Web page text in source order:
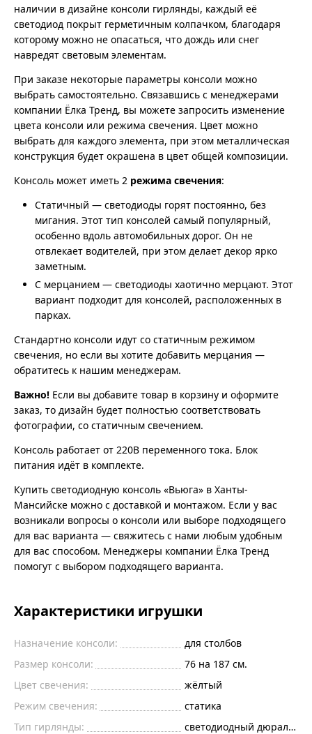
наличии в дизайне консоли гирлянды, каждый её
светодиод покрыт герметичным колпачком, благодаря
которому можно не опасаться, что дождь или снег
навредят световым элементам.
При заказе некоторые параметры консоли можно
выбрать самостоятельно. Связавшись с менеджерами
компании Ёлка Тренд, вы можете запросить изменение
цвета консоли или режима свечения. Цвет можно
выбрать для каждого элемента, при этом металлическая
конструкция будет окрашена в цвет общей композиции.
Консоль может иметь 2 режима свечения:
Статичный — светодиоды горят постоянно, без
мигания. Этот тип консолей самый популярный,
особенно вдоль автомобильных дорог. Он не
отвлекает водителей, при этом делает декор ярко
заметным.
С мерцанием — светодиоды хаотично мерцают. Этот
вариант подходит для консолей, расположенных в
парках.
Стандартно консоли идут со статичным режимом
свечения, но если вы хотите добавить мерцания —
обратитесь к нашим менеджерам.
Важно! Если вы добавите товар в корзину и оформите
заказ, то дизайн будет полностью соответствовать
фотографии, со статичным свечением.
Консоль работает от 220В переменного тока. Блок
питания идёт в комплекте.
Купить светодиодную консоль «Вьюга» в Ханты-
Мансийске можно с доставкой и монтажом. Если у вас
возникали вопросы о консоли или выборе подходящего
для вас варианта — свяжитесь с нами любым удобным
для вас способом. Менеджеры компании Ёлка Тренд
помогут с выбором подходящего варианта.
Характеристики игрушки
Назначение консоли:
для столбов
Размер консоли:
76 на 187 см.
Цвет свечения:
жёлтый
Режим свечения:
статика
Тип гирлянды:
светодиодный дюралайт